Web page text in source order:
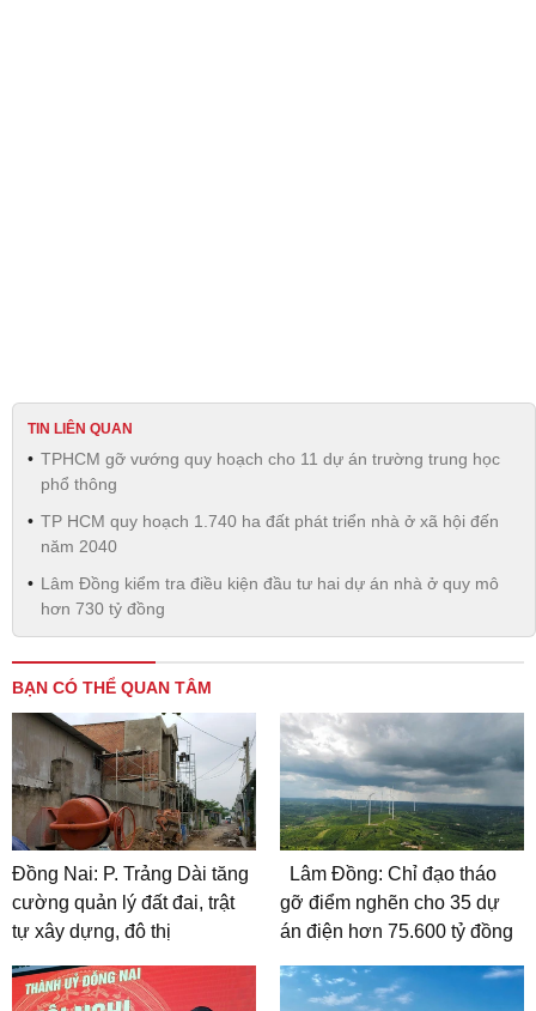
TIN LIÊN QUAN
TPHCM gỡ vướng quy hoạch cho 11 dự án trường trung học
phổ thông
TP HCM quy hoạch 1.740 ha đất phát triển nhà ở xã hội đến
năm 2040
Lâm Đồng kiểm tra điều kiện đầu tư hai dự án nhà ở quy mô
hơn 730 tỷ đồng
BẠN CÓ THỂ QUAN TÂM
Đồng Nai: P. Trảng Dài tăng
cường quản lý đất đai, trật
tự xây dựng, đô thị
Lâm Đồng: Chỉ đạo tháo
gỡ điểm nghẽn cho 35 dự
án điện hơn 75.600 tỷ đồng